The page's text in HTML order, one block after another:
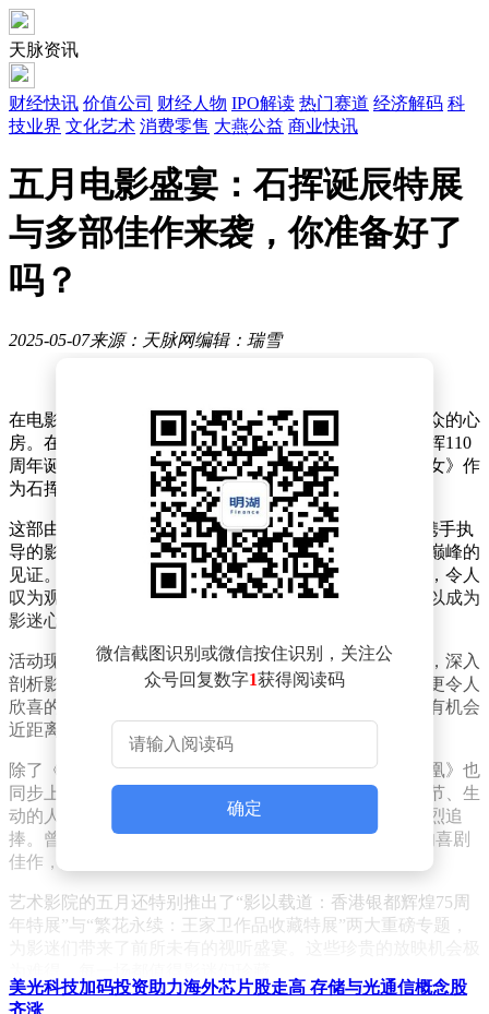
天脉资讯
财经快讯 价值公司 财经人物 IPO解读 热门赛道 经济解码 科
技业界 文化艺术 消费零售 大燕公益 商业快讯
五月电影盛宴：石挥诞辰特展
与多部佳作来袭，你准备好了
吗？
2025-05-07来源：天脉网编辑：瑞雪
在电影艺术的璀璨星河中，一部经典之作再次照亮了观众的心
房。在北京电影资料馆艺术影院，一场致敬电影大师石挥110
周年诞辰的专题活动于本月盛大开启，其中，《世界儿女》作
为石挥早期的银幕力作，于5月7日周三精彩呈现。
这部由费穆担纲编剧，路易丝·弗莱克与雅各布·弗莱克携手执
导的影片，不仅是演员英茵的遗世之作，更是石挥演技巅峰的
见证。他在片中饰演的养父角色，贪婪狡诈，形神兼备，令人
叹为观止。仅凭石挥那出神入化的表演，这部影片便足以成为
影迷心中的瑰宝。
活动现场，资深电影史学者李镇带来了精彩的映后讲座，深入
剖析影片的艺术魅力，为观众提供了独特的观影视角。更令人
欣喜的是，此次讲座的惠民票价仅为10元，让更多影迷有机会
近距离感受电影艺术的魅力。
除了《世界儿女》，另一部战后票房奇迹——《假凤虚凰》也
同步上映。这部从法国寻回的讽刺喜剧，以其巧妙的情节、生
动的人物和风趣的对白，在上映之初便赢得了观众的热烈追
捧。曾在大光明影院连续放映两个多月，被誉为“地道的喜剧
佳作，足以与海外顶级喜剧一较高下”。
艺术影院的五月还特别推出了“影以载道：香港银都辉煌75周
年特展”与“繁花永续：王家卫作品收藏特展”两大重磅专题，
微信截图识别或微信按住识别，关注公
众号回复数字1获得阅读码
确定
美光科技加码投资助力海外芯片股走高 存储与光通信概念股
齐涨